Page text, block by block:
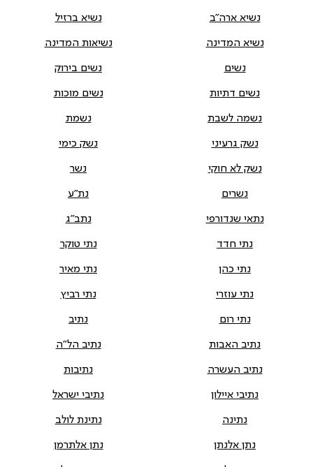
נשיא ארה"ב נשיא ברזיל
נשיא המדינה נשיאות המדינה
נשים נשים בירוק
נשים דתיות נשים מוכות
נשמה לשבת נשמת
נשק גרעיני נשק כימי
נשק לא חוקי נשר
נשרים נת"ע
נתאי שנדורפי נתב"ג
נתי חדד נתי טוקר
נתי כהן נתי מאיר
נתי עוזרי נתי רביץ
נתי רום נתיב
נתיב האבות נתיב הל"ה
נתיב העשרה נתיבות
נתיבי איילון נתיבי ישראל
נתינה נתינת לולב
נתן אלנתן נתן אלתרמן